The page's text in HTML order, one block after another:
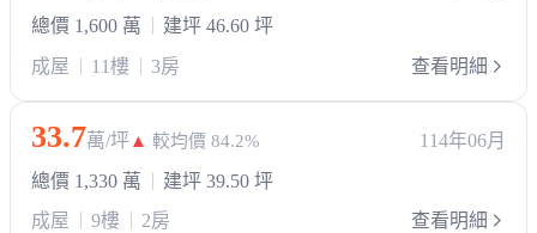
總價 1,600 萬
建坪 46.60 坪
成屋
11樓 3房 查看明細
33.7萬/坪▲ 較均價 84.2%
114年06月
總價 1,330 萬
建坪 39.50 坪
成屋
9樓 2房 查看明細